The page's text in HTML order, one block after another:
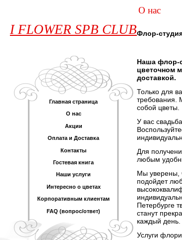
I FLOWER SPB CLUB
Главная страница
О нас
Акции
Оплата и Доставка
Контакты
Гостевая книга
Наши услуги
Интересно о цветах
Корпоративным клиентам
FAQ (вопрос/ответ)
О нас
Флор-
Наша флор-
цветочном
доставкой.
Только для
требования.
собой цветы.
У вас
Для
любым
Мы уверены,
подойдет
Петербурге
станут
каждый день.
Услуги